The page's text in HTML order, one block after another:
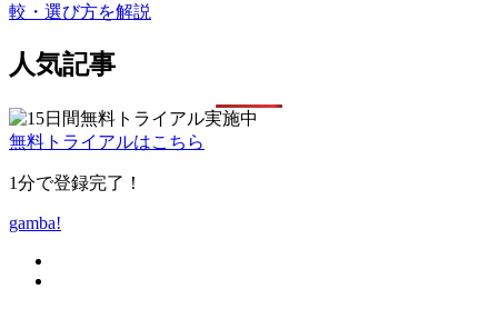
較・選び方を解説
人気記事
無料トライアルはこちら
1分で登録完了！
gamba!